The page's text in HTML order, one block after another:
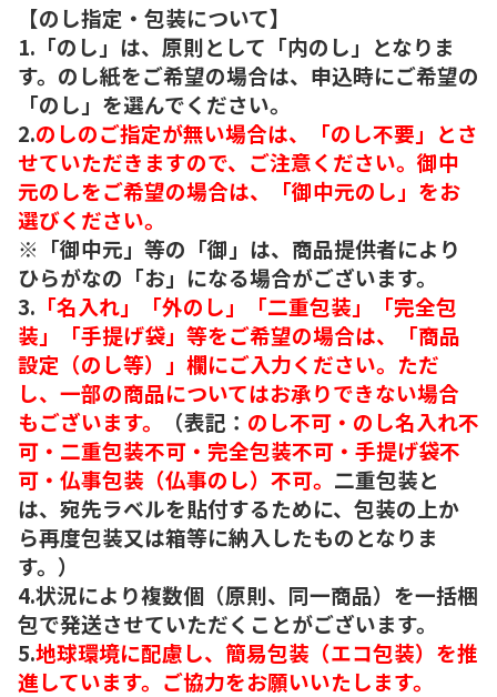
【のし指定・包装について】
1.「のし」は、原則として「内のし」となりま
す。のし紙をご希望の場合は、申込時にご希望の
「のし」を選んでください。
2.のしのご指定が無い場合は、「のし不要」とさ
せていただきますので、ご注意ください。御中
元のしをご希望の場合は、「御中元のし」をお
選びください。
※「御中元」等の「御」は、商品提供者により
ひらがなの「お」になる場合がございます。
3. 「名入れ」「外のし」「二重包装」「完全包
装」「手提げ袋」等をご希望の場合は、「商品
設定（のし等）」欄にご入力ください。ただ
し、一部の商品についてはお承りできない場合
もございます。
（表記： のし不可・のし名入れ不
可・二重包装不可・完全包装不可・手提げ袋不
可・仏事包装（仏事のし）不可。 二重包装と
は、宛先ラベルを貼付するために、包装の上か
ら再度包装又は箱等に納入したものとなりま
す。）
4.状況により複数個（原則、同一商品）を一括梱
包で発送させていただくことがございます。
5.地球環境に配慮し、簡易包装（エコ包装）を推
進しています。ご協力をお願いいたします。